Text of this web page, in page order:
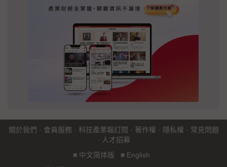
關於我們 · 會員服務 · 科技產業報訂閱 · 著作權 · 隱私權 · 常見問題
· 人才招募
■ 中文简体版 ■ English